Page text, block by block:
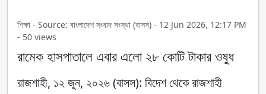
শিক্ষা - Source: বাংলাদেশ সংবাদ সংস্থা (বাসস) - 12 Jun 2026, 12:17 PM
- 50 views
রামেক হাসপাতালে এবার এলো ২৮ কোটি টাকার ওষুধ
রাজশাহী, ১২ জুন, ২০২৬ (বাসস): বিদেশ থেকে রাজশাহী